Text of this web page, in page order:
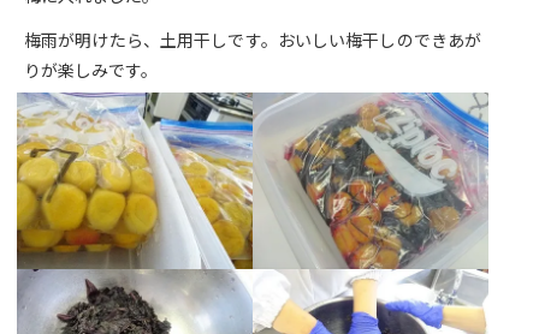
梅雨が明けたら、土用干しです。おいしい梅干しのできあが
りが楽しみです。